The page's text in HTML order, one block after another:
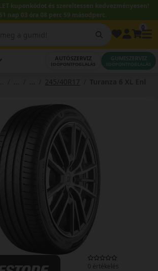
kuponkódot és szereltessen kedvezményesen!
nap 03 óra 08 perc 58 másodperc.
AUTÓSZERVIZ
IDŐPONTFOGLALÁS
GUMISZERVIZ
IDŐPONTFOGLALÁS
245/40R17
0 értékelés